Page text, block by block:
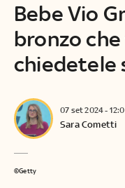
Bebe Vio
bronzo che
chiedetele
07 set 2024 -
Sara Cometti
©Getty